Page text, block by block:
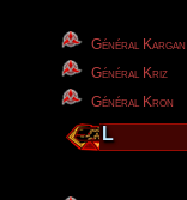
Général Kargan
Général Kriz
Général Kron
L